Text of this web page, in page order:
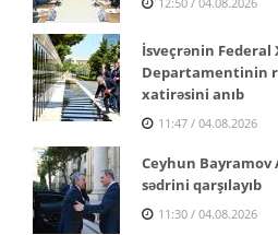
İsveçrənin Federal
Departamentinin
xatirəsini anıb
11:47 / 04.08.2026
Ceyhun Bayramov
sədrini qarşılayıb
11:30 / 04.08.2026